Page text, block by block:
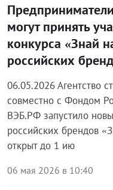
могут принять
конкурса «Знай
российских
06.05.2026 Агентство
совместно с Фондом
ВЭБ.РФ запустило
российских брендов
открыт до 1 ию
06 мая 2026 в 10:40